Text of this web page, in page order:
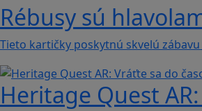
Rébusy sú
Tieto kartičky poskytnú skvelú
Heritage Quest